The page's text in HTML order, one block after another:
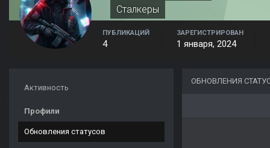
Сталкеры
ПУБЛИКАЦИЙ
4
ЗАРЕГИСТРИРОВАН
1 января, 2024
Активность
Профили
Обновления статусов
ОБНОВЛЕНИЯ